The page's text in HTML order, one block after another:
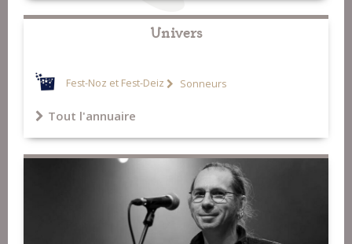
Univers
Fest-Noz et Fest-Deiz Sonneurs
Tout l'annuaire